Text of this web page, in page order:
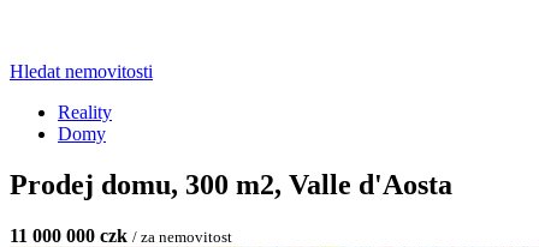
Hledat nemovitosti
Reality
Domy
Prodej domu, 300 m2, Valle d'Aosta
11 000 000 czk / za nemovitost